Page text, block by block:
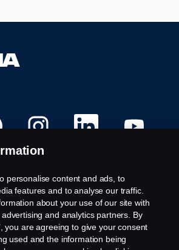
p
n
s
i
n
y
t
t
f
a
n
e
Å
n
n
y
t
t
f
a
e
n
t
n
y
t
t
f
a
e
Ledige stillinger
Steder
Kontakt oss
Om Scania
personalise content and ads, to
features and to analyse our traffic.
about your use of our site with
and analytics partners. By
you are agreeing to give your consent
used and the information being